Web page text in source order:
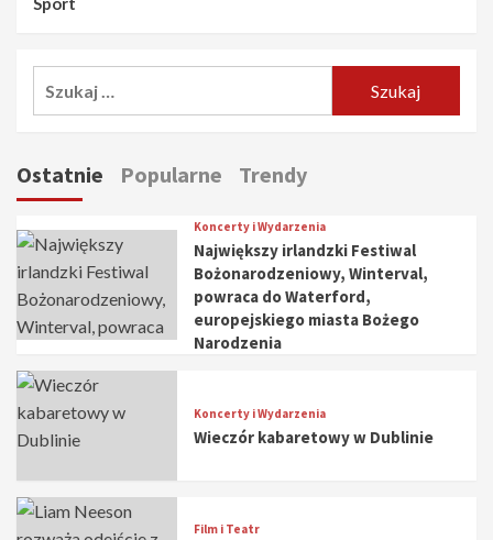
Ostatnie Popularne Trendy
Koncerty i Wydarzenia
Największy irlandzki Festiwal
Bożonarodzeniowy, Winterval,
powraca do Waterford,
europejskiego miasta Bożego
Narodzenia
Koncerty i Wydarzenia
Wieczór kabaretowy w Dublinie
Film i Teatr